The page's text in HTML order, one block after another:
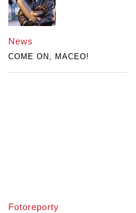
News
COME ON, MACEO!
Fotoreporty